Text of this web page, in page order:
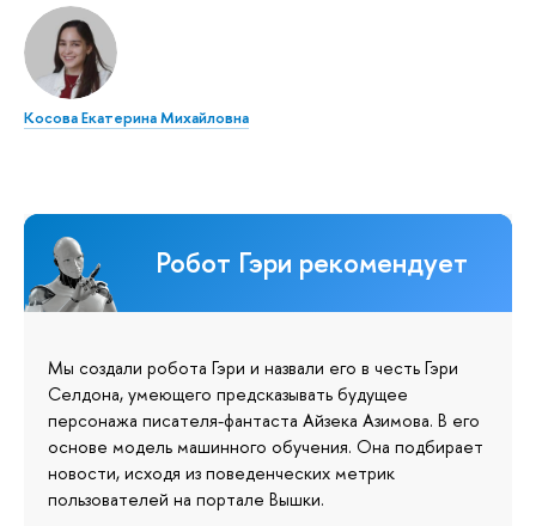
Косова Екатерина Михайловна
Робот Гэри рекомендует
Мы создали робота Гэри и назвали его в честь Гэри
Селдона, умеющего предсказывать будущее
персонажа писателя-фантаста Айзека Азимова. В его
основе модель машинного обучения. Она подбирает
новости, исходя из поведенческих метрик
пользователей на портале Вышки.